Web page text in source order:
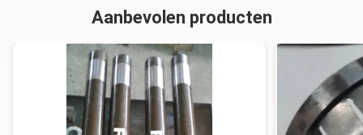
Aanbevolen producten